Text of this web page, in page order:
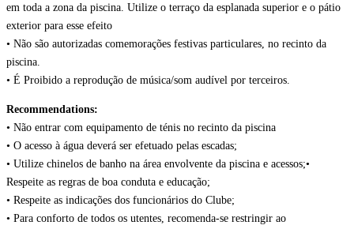
em toda a zona da piscina. Utilize o terraço da esplanada superior e o pátio
exterior para esse efeito
• Não são autorizadas comemorações festivas particulares, no recinto da
piscina.
• É Proibido a reprodução de música/som audível por terceiros.
Recommendations:
• Não entrar com equipamento de ténis no recinto da piscina
• O acesso à água deverá ser efetuado pelas escadas;
• Utilize chinelos de banho na área envolvente da piscina e acessos;•
Respeite as regras de boa conduta e educação;
• Respeite as indicações dos funcionários do Clube;
• Para conforto de todos os utentes, recomenda-se restringir ao